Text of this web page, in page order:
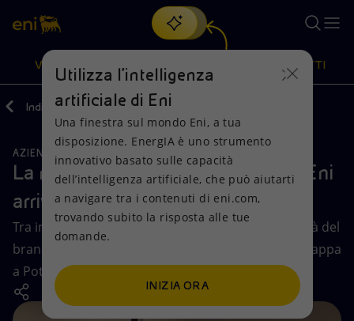
Cerca
scopri EnergIA, la nostra nuova soluzione di intelligenza
artificiale.
VISIONE
Visione
Mission e valori
Persone e Partnership
Net Zero
Azioni
Diversificazione energetica
Tecnologie per la transizione
Collaborazioni per l'innovazione
PRODOTTI
Prodotti
Casa
Imprese
Mobilità
Indietro Media Storie
AZIENDA
La mostra sulla storia del marchio Eni
arriva in Basilicata
Tra incontro con il territorio e scoperta dell’identità del
brand, la mostra sull’iconico Cane a Sei Zampe fa tappa
a Potenza.
Utilizza l'intelligenza
artificiale di Eni
Una finestra sul mondo Eni, a tua
disposizione. EnergIA è uno strumento
innovativo basato sulle capacità
dell’intelligenza artificiale, che può aiutarti
a navigare tra i contenuti di eni.com,
trovando subito la risposta alle tue
domande.
INIZIA ORA